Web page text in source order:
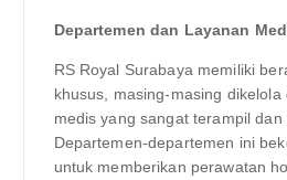
Departemen dan Layanan
RS Royal Surabaya memiliki
khusus, masing-masing
medis yang sangat terampil dan
Departemen-departemen ini
untuk memberikan perawatan